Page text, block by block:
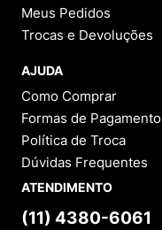
Meus Pedidos
Trocas e Devoluções
AJUDA
Como Comprar
Formas de Pagamento
Política de Troca
Dúvidas Frequentes
ATENDIMENTO
(11) 4380-6061